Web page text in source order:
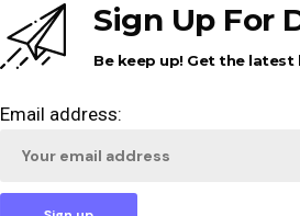
Sign Up For
Be keep up! Get the
Email address: